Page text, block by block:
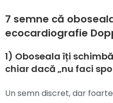
7 semne că
ecocardiografie
1) Oboseala îți
chiar dacă „nu faci
Un semn discret, dar